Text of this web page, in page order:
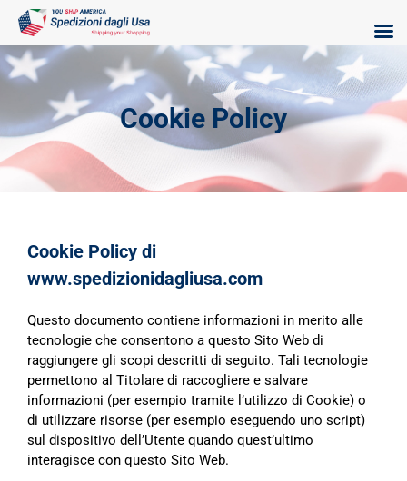
Skip
to
Cookie Policy
Cookie Policy di
www.spedizionidagliusa.com
Questo documento contiene informazioni in merito alle
tecnologie che consentono a questo Sito Web di
raggiungere gli scopi descritti di seguito. Tali tecnologie
permettono al Titolare di raccogliere e salvare
informazioni (per esempio tramite l’utilizzo di Cookie) o
di utilizzare risorse (per esempio eseguendo uno script)
sul dispositivo dell’Utente quando quest’ultimo
interagisce con questo Sito Web.